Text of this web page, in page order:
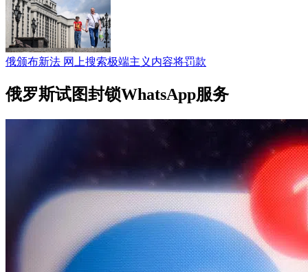
俄颁布新法 网上搜索极端主义内容将罚款
俄罗斯试图封锁WhatsApp服务